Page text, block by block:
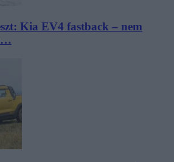
Kia EV4 fastback – nem